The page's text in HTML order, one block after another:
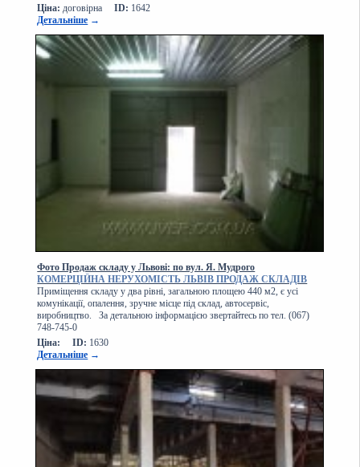
Ціна: договірна ID: 1642
Детальніше →
Фото Продаж складу у Львові: по вул. Я. Мудрого
КОМЕРЦІЙНА НЕРУХОМІСТЬ ЛЬВІВ ПРОДАЖ СКЛАДІВ
Приміщення складу у два рівні, загальною площею 440 м2, є усі
комунікації, опалення, зручне місце під склад, автосервіс,
виробництво. За детальною інформацією звертайтесь по тел. (067)
748-745-0
Ціна:
ID: 1630
Детальніше →